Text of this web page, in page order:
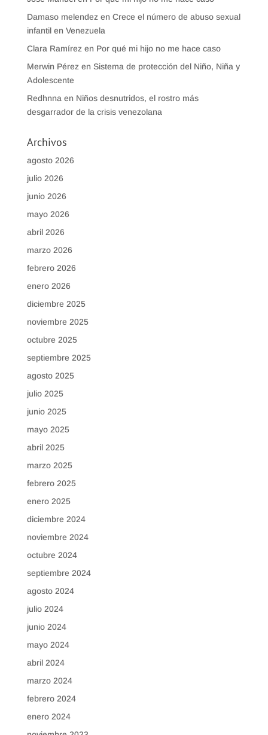
Damaso melendezen Crece el número de abuso sexual
infantil en Venezuela
Clara Ramírezen Por qué mi hijo no me hace caso
Merwin Pérezen Sistema de protección del Niño, Niña y
Adolescente
Redhnnaen Niños desnutridos, el rostro más
desgarrador de la crisis venezolana
Archivos
agosto 2026
julio 2026
junio 2026
mayo 2026
abril 2026
marzo 2026
febrero 2026
enero 2026
diciembre 2025
noviembre 2025
octubre 2025
septiembre 2025
agosto 2025
julio 2025
junio 2025
mayo 2025
abril 2025
marzo 2025
febrero 2025
enero 2025
diciembre 2024
noviembre 2024
octubre 2024
septiembre 2024
agosto 2024
julio 2024
junio 2024
mayo 2024
abril 2024
marzo 2024
febrero 2024
enero 2024